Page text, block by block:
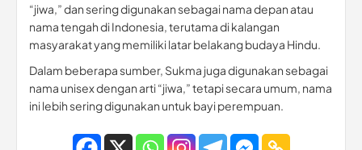
“jiwa,” dan sering digunakan sebagai nama depan atau
nama tengah di Indonesia, terutama di kalangan
masyarakat yang memiliki latar belakang budaya Hindu.
Dalam beberapa sumber, Sukma juga digunakan sebagai
nama unisex dengan arti “jiwa,” tetapi secara umum, nama
ini lebih sering digunakan untuk bayi perempuan.